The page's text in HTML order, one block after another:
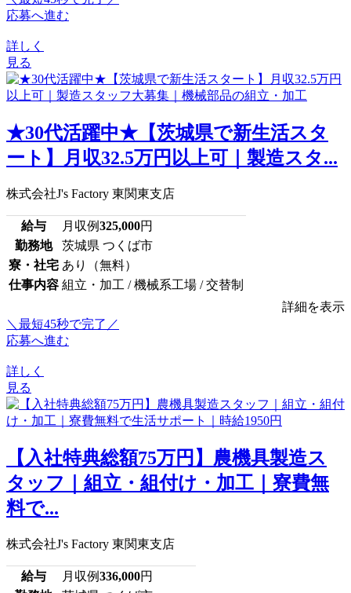
応募へ進む
詳しく
見る
★30代活躍中★【茨城県で新生活スタ
ート】月収32.5万円以上可｜製造スタ...
株式会社J's Factory 東関東支店
給与 月収例325,000円
勤務地
茨城県 つくば市
寮・社宅 あり（無料）
仕事内容 組立・加工 / 機械系工場 / 交替制
詳細を表示
＼最短45秒で完了／
応募へ進む
詳しく
見る
【入社特典総額75万円】農機具製造ス
タッフ｜組立・組付け・加工｜寮費無
料で...
株式会社J's Factory 東関東支店
給与 月収例336,000円